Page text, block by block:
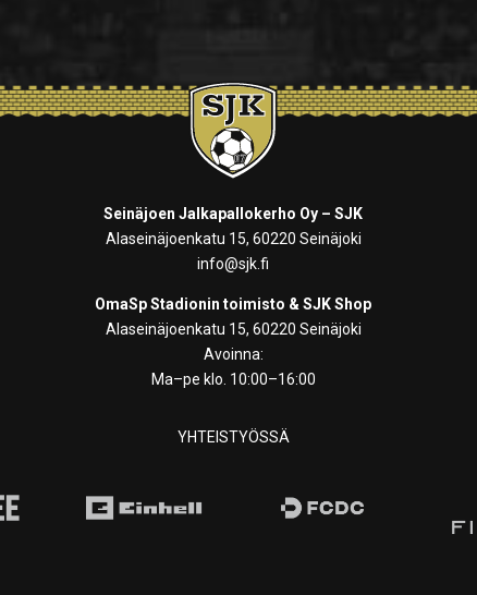
Seinäjoen Jalkapallokerho Oy – SJK
Alaseinäjoenkatu 15, 60220 Seinäjoki
info@sjk.fi
OmaSp Stadionin toimisto & SJK Shop
Alaseinäjoenkatu 15, 60220 Seinäjoki
Avoinna:
Ma–pe klo. 10:00–16:00
YHTEISTYÖSSÄ